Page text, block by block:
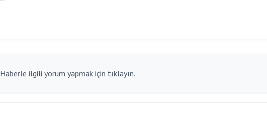
Haberle ilgili yorum yapmak için tıklayın.